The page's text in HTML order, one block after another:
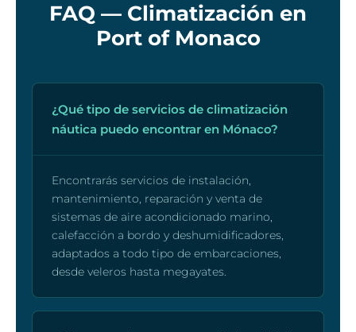
FAQ — Climatización en
Port of Monaco
¿Qué tipo de servicios de climatización
náutica puedo encontrar en Mónaco?
Encontrarás servicios de instalación,
mantenimiento, reparación y venta de
sistemas de aire acondicionado marino,
calefacción a bordo y deshumidificadores,
adaptados a todo tipo de embarcaciones,
desde veleros hasta megayates.